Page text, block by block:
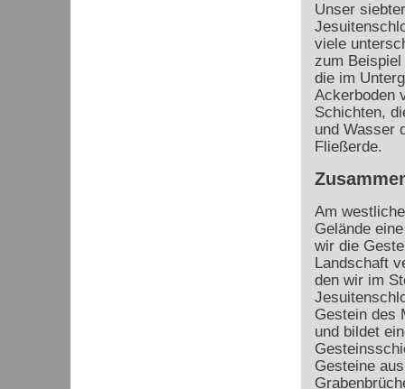
Unser
viele
zum
die im
Ackerboden
Schichten,
und Wasser
Fließerde.
Am
Gelände
wir die
Landschaft
den wir im
Gestein des
und bildet
Gesteine